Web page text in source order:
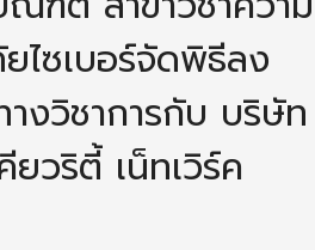
ของคณะ
ะ
และเทคโนโลยี
ไซเบอร์จัดพิธีลง
งวิชาการกับ บริษัท
วริตี้ เน็ทเวิร์ค